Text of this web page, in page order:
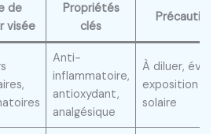
de
visée
Propriétés
clés
Anti-
inflammatoire,
antioxydant,
analgésique
À diluer,
exposition
solaire